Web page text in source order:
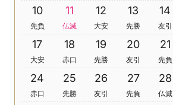
10
先負
11
仏滅
12
大安
13
先勝
14
友引
17
大安
18
赤口
19
先勝
20
友引
21
先負
24
赤口
25
先勝
26
友引
27
先負
28
仏滅